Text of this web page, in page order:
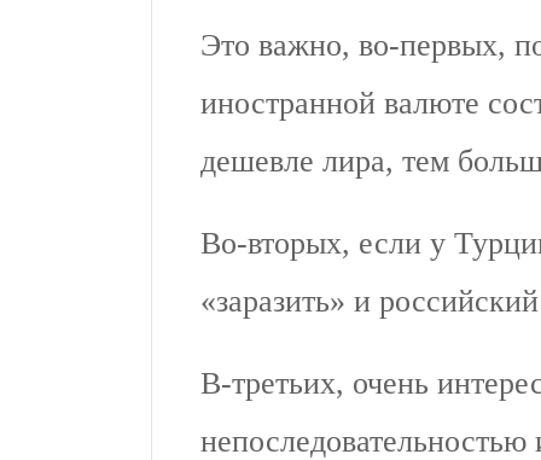
Это важно, во-первых,
иностранной валюте
дешевле лира, тем
Во-вторых, если у
«заразить» и
В-третьих, очень